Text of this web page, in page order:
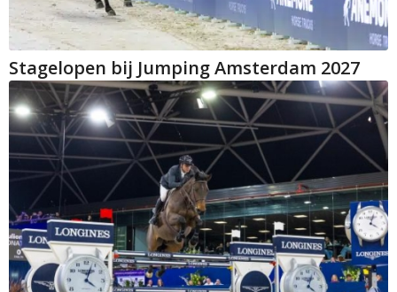
Stagelopen bij Jumping Amsterdam 2027